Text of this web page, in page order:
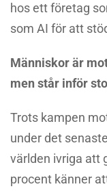
hos ett företag
som AI för att
Människor är
men står inför
Trots kampen
under det
världen ivriga att
procent känner